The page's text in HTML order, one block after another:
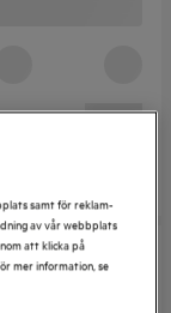
samt för reklam-
av vår webbplats
att klicka på
mer information, se